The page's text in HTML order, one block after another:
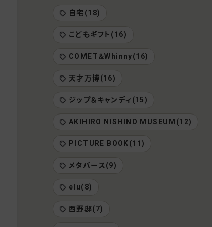
自宅(18)
こどもギフト(16)
COMET＆Whinny(16)
天才万博(16)
ジップ＆キャンディ(15)
AKIHIRO NISHINO MUSEUM(12)
PICTURE BOOK(11)
メタバース(9)
elu(8)
西野邸(7)